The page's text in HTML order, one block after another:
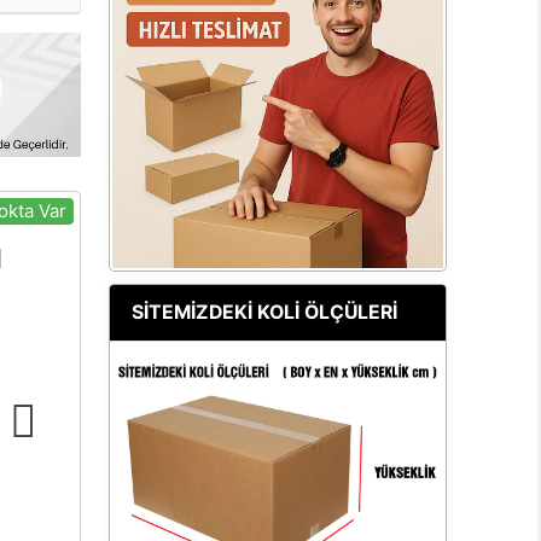
Var
SİTEMİZDEKİ KOLİ ÖLÇÜLERİ